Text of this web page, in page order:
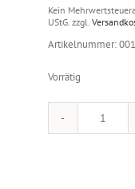
Kein
UStG. zzgl.
Artikelnummer:
Vorrätig
Foto